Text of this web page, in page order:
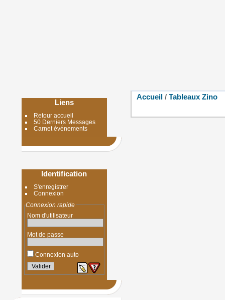
Liens
Retour accueil
50 Derniers Messages
Carnet événements
Identification
S'enregistrer
Connexion
Connexion rapide
Nom d'utilisateur
Mot de passe
Connexion auto
Accueil / Tableaux Zino